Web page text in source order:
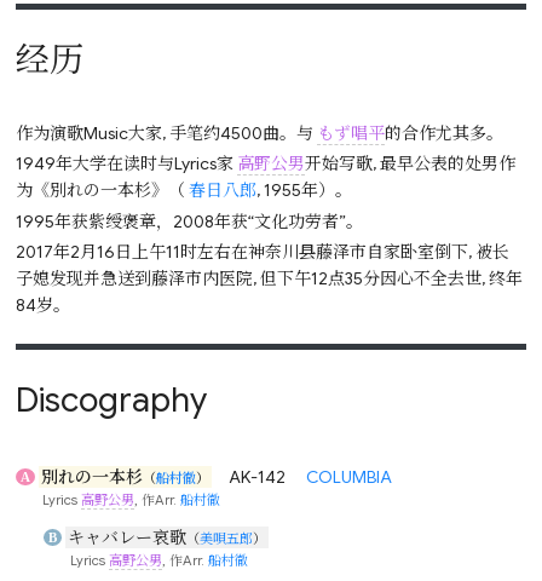
经历
作为演歌Music大家, 手笔约4500曲。与 もず唱平的合作尤其多。
1949年大学在读时与Lyrics家 高野公男开始写歌, 最早公表的处男作
为《別れの一本杉》（春日八郎, 1955年）。
1995年获紫绶褒章，2008年获“文化功劳者”。
2017年2月16日上午11时左右在神奈川县藤泽市自家卧室倒下, 被长
子媳发现并急送到藤泽市内医院, 但下午12点35分因心不全去世, 终年
84岁。
Discography
A 別れの一本杉 （船村徹） AK-142 COLUMBIA
Lyrics高野公男, 作Arr.船村徹
B キャバレー哀歌（美唄五郎）
Lyrics 高野公男 , 作Arr. 船村徹